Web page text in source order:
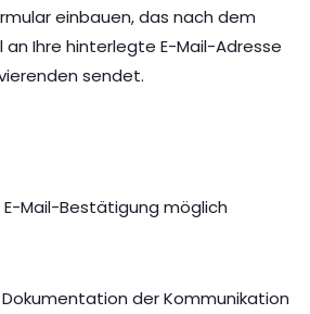
einbauen, das nach dem
an Ihre hinterlegte E-Mail-Adresse
sendet.
Mail-Bestätigung möglich
der Kommunikation